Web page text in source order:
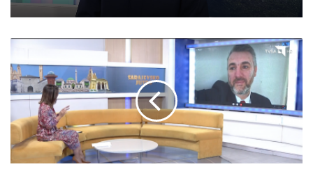
menadžment na čelu s gospodinom Asimom Kraljićem koji je
pogon u funkciju i jutrošnje isporuke hljeba su krenule s
minimalnim zakašnjenjem.
Ovim putem se izvinjavamo svim našim kupcima i partnerima
koji su imali kašnjenja jutros ili umanjene narudžbe. U prioritet
smo stavili isporuke bolnicama, kasarnama, migrantskim
centrima jer ti ljudi zaista ovise o našoj isporuci.